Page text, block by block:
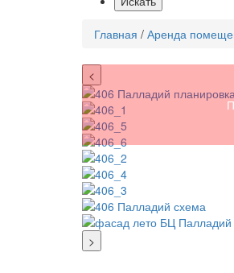
Главная / Аренда
<
>